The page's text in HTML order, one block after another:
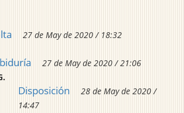
27 de May de 2020 / 18:32
27 de May de 2020 / 21:06
Disposición
28 de May de 2020 /
14:47